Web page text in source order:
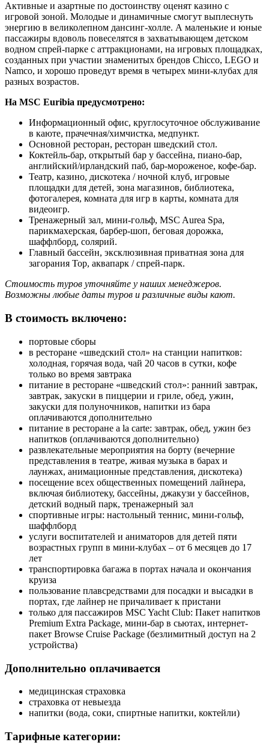
Активные и азартные по достоинству оценят казино с
игровой зоной. Молодые и динамичные смогут выплеснуть
энергию в великолепном дансинг-холле. А маленькие и юные
пассажиры вдоволь повеселятся в захватывающем детском
водном спрей-парке с аттракционами, на игровых площадках,
созданных при участии знаменитых брендов Chicco, LEGO и
Namco, и хорошо проведут время в четырех мини-клубах для
разных возрастов.
На MSC Euribia предусмотрено:
Информационный офис, круглосуточное обслуживание
в каюте, прачечная/химчистка, медпункт.
Основной ресторан, ресторан шведский стол.
Коктейль-бар, открытый бар у бассейна, пиано-бар,
английский/ирландский паб, бар-мороженое, кофе-бар.
Театр, казино, дискотека / ночной клуб, игровые
площадки для детей, зона магазинов, библиотека,
фотогалерея, комната для игр в карты, комната для
видеоигр.
Тренажерный зал, мини-гольф, MSC Aurea Spa,
парикмахерская, барбер-шоп, беговая дорожка,
шаффлборд, солярий.
Главный бассейн, эксклюзивная приватная зона для
загорания Top, аквапарк / спрей-парк.
Стоимость туров уточняйте у наших менеджеров.
Возможны любые даты туров и различные виды кают.
В стоимость включено:
портовые сборы
в ресторане «шведский стол» на станции напитков:
холодная, горячая вода, чай 20 часов в сутки, кофе
только во время завтрака
питание в ресторане «шведский стол»: ранний завтрак,
завтрак, закуски в пиццерии и гриле, обед, ужин,
закуски для полуночников, напитки из бара
оплачиваются дополнительно
питание в ресторане a la carte: завтрак, обед, ужин без
напитков (оплачиваются дополнительно)
развлекательные мероприятия на борту (вечерние
представления в театре, живая музыка в барах и
лаунжах, анимационные представления, дискотека)
посещение всех общественных помещений лайнера,
включая библиотеку, бассейны, джакузи у бассейнов,
детский водный парк, тренажерный зал
спортивные игры: настольный теннис, мини-гольф,
шаффлборд
услуги воспитателей и аниматоров для детей пяти
возрастных групп в мини-клубах – от 6 месяцев до 17
лет
транспортировка багажа в портах начала и окончания
круиза
пользование плавсредствами для посадки и высадки в
портах, где лайнер не причаливает к пристани
только для пассажиров MSC Yacht Club: Пакет напитков
Premium Extra Package, мини-бар в сьютах, интернет-
пакет Browse Cruise Package (безлимитный доступ на 2
устройства)
Дополнительно оплачивается
медицинская страховка
страховка от невыезда
напитки (вода, соки, спиртные напитки, коктейли)
Тарифные категории: